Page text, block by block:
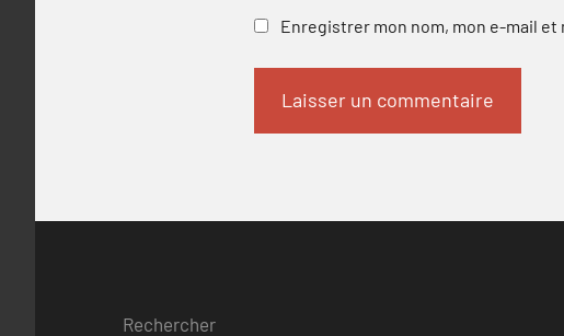
Enregistrer mon nom, mon e-mail
Rechercher